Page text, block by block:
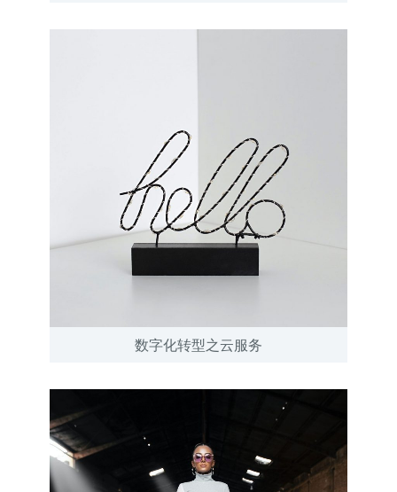
数字化转型之云服务